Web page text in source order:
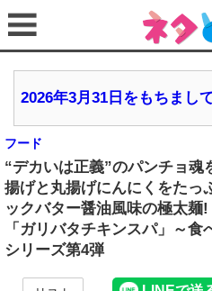
2026年3月31日をもちまし
フード
“デカいは正義”のパンチョ魂
揚げと丸揚げにんにくをたっ
ックバター醤油風味の極太麺
「ガリバタチキンスパ」～
シリーズ第4弾